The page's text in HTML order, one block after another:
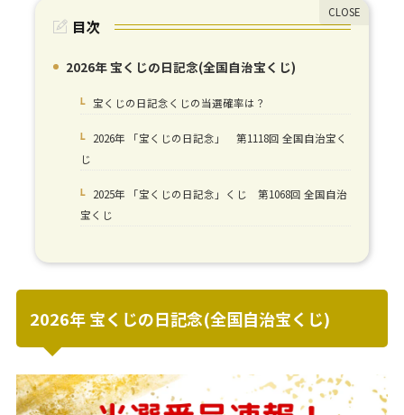
目次
1.2026年 宝くじの日記念(全国自治宝くじ)
1-1.宝くじの日記念くじの当選確率は？
1-2.2026年 「宝くじの日記念」 第1118回 全国自治宝く
じ
1-3.2025年 「宝くじの日記念」くじ 第1068回 全国自治
宝くじ
2026年 宝くじの日記念(全国自治宝くじ)